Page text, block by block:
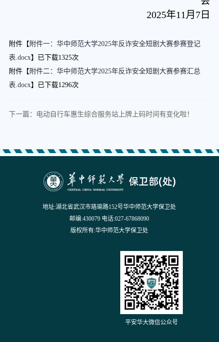
2025年11月7日
附件【 附件一：华中师范大学2025年反诈安全短剧大赛参赛登记
表.docx】已下载1325次
附件【 附件二：华中师范大学2025年反诈安全短剧大赛参赛汇总
表.docx】已下载1296次
下一篇：电动自行车惠生综合服务站上牌上码时间有变化啦！
地址:湖北省武汉市珞瑜路152号华中师范大学保卫处
邮编:430079 电话:027-67868090
版权所有:华中师范大学保卫处
平安华大微信公众号